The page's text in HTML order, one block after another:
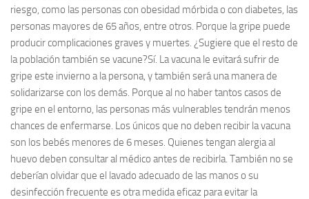
riesgo, como las personas con obesidad mórbida o con diabetes, las
personas mayores de 65 años, entre otros. Porque la gripe puede
producir complicaciones graves y muertes. ¿Sugiere que el resto de
la población también se vacune?Sí. La vacuna le evitará sufrir de
gripe este invierno a la persona, y también será una manera de
solidarizarse con los demás. Porque al no haber tantos casos de
gripe en el entorno, las personas más vulnerables tendrán menos
chances de enfermarse. Los únicos que no deben recibir la vacuna
son los bebés menores de 6 meses. Quienes tengan alergia al
huevo deben consultar al médico antes de recibirla. También no se
deberían olvidar que el lavado adecuado de las manos o su
desinfección frecuente es otra medida eficaz para evitar la